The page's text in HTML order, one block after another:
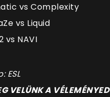
vs Complexity
vs Liquid
vs NAVI
ESL
VELÜNK A VÉLEMÉNYED